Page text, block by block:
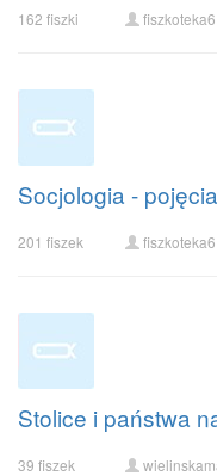
162 fiszki
Socjologia -
201 fiszek
Stolice i państwa
39 fiszek